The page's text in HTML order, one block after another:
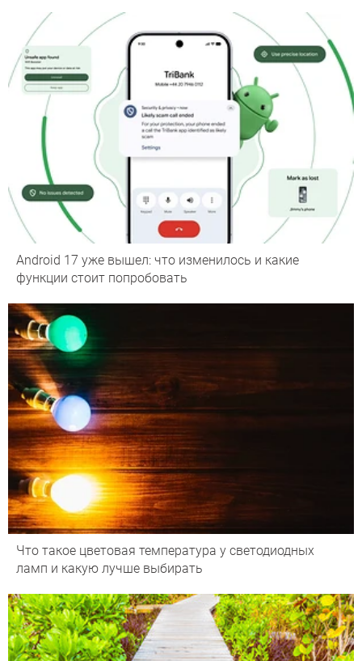
Android 17 уже вышел: что изменилось и какие
функции стоит попробовать
Что такое цветовая температура у светодиодных
ламп и какую лучше выбирать